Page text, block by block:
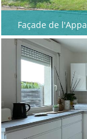
Façade de